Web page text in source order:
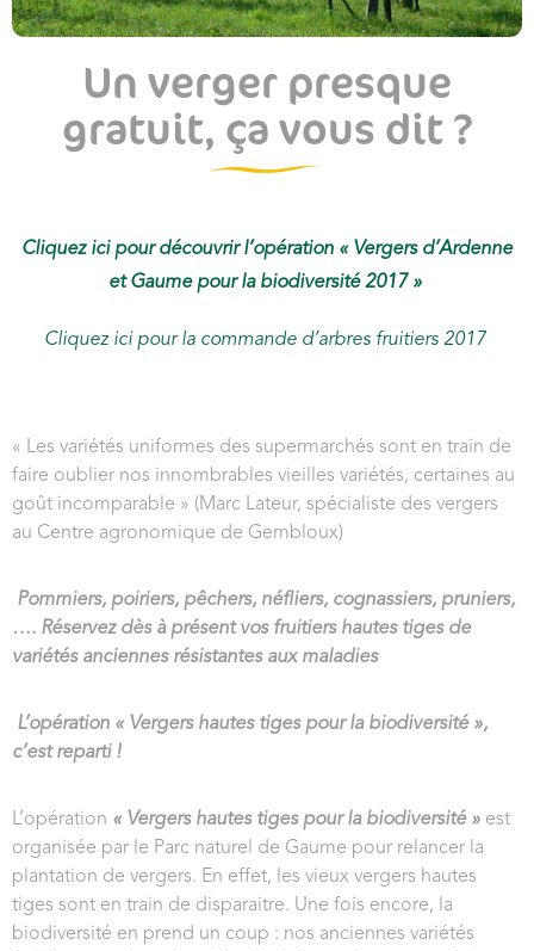
Un verger presque
gratuit, ça vous dit ?
Cliquez ici pour découvrir l’opération « Vergers d’Ardenne
et Gaume pour la biodiversité 2017 »
Cliquez ici pour la commande d’arbres fruitiers 2017
« Les variétés uniformes des supermarchés sont en train de
faire oublier nos innombrables vieilles variétés, certaines au
goût incomparable » (Marc Lateur, spécialiste des vergers
au Centre agronomique de Gembloux)
Pommiers, poiriers, pêchers, néfliers, cognassiers, pruniers,
…. Réservez dès à présent vos fruitiers hautes tiges de
variétés anciennes résistantes aux maladies
L’opération « Vergers hautes tiges pour la biodiversité »,
c’est reparti !
L’opération « Vergers hautes tiges pour la biodiversité » est
organisée par le Parc naturel de Gaume pour relancer la
plantation de vergers. En effet, les vieux vergers hautes
tiges sont en train de disparaitre. Une fois encore, la
biodiversité en prend un coup : nos anciennes variétés